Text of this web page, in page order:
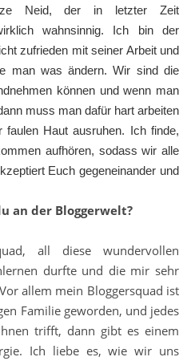
Neid, der in letzter Zeit
wahnsinnig. Ich bin der
zufrieden mit seiner Arbeit und
man was ändern. Wir sind die
können und wenn man
muss man dafür hart arbeiten
Haut ausruhen. Ich finde,
aufhören, sodass wir alle
Euch gegeneinander und
an der Bloggerwelt?
all diese wundervollen
durfte und die mir sehr
allem mein Bloggersquad ist
Familie geworden, und jedes
trifft, dann gibt es einem
Ich liebe es, wie wir uns